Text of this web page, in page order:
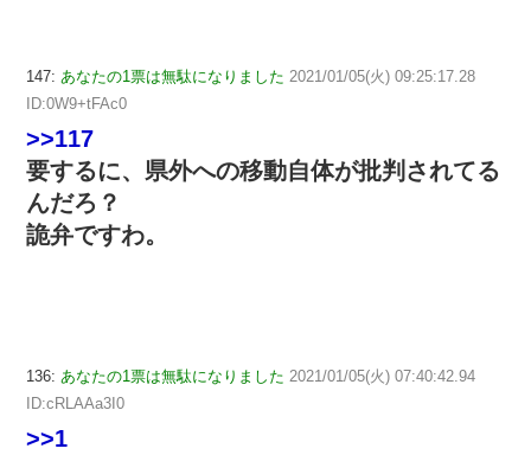
147: あなたの1票は無駄になりました 2021/01/05(火) 09:25:17.28
ID:0W9+tFAc0
>>117
要するに、県外への移動自体が批判されてる
んだろ？
詭弁ですわ。
136: あなたの1票は無駄になりました 2021/01/05(火) 07:40:42.94
ID:cRLAAa3I0
>>1